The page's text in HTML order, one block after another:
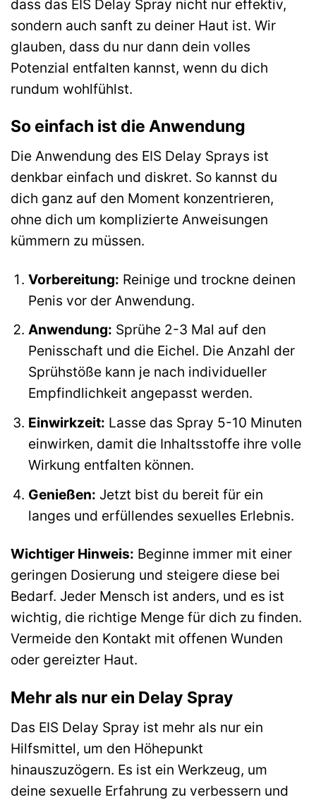
dass das EIS Delay Spray nicht nur effektiv,
sondern auch sanft zu deiner Haut ist. Wir
glauben, dass du nur dann dein volles
Potenzial entfalten kannst, wenn du dich
rundum wohlfühlst.
So einfach ist die Anwendung
Die Anwendung des EIS Delay Sprays ist
denkbar einfach und diskret. So kannst du
dich ganz auf den Moment konzentrieren,
ohne dich um komplizierte Anweisungen
kümmern zu müssen.
Vorbereitung: Reinige und trockne deinen
Penis vor der Anwendung.
Anwendung: Sprühe 2-3 Mal auf den
Penisschaft und die Eichel. Die Anzahl der
Sprühstöße kann je nach individueller
Empfindlichkeit angepasst werden.
Einwirkzeit: Lasse das Spray 5-10 Minuten
einwirken, damit die Inhaltsstoffe ihre volle
Wirkung entfalten können.
Genießen: Jetzt bist du bereit für ein
langes und erfüllendes sexuelles Erlebnis.
Wichtiger Hinweis: Beginne immer mit einer
geringen Dosierung und steigere diese bei
Bedarf. Jeder Mensch ist anders, und es ist
wichtig, die richtige Menge für dich zu finden.
Vermeide den Kontakt mit offenen Wunden
oder gereizter Haut.
Mehr als nur ein Delay Spray
Das EIS Delay Spray ist mehr als nur ein
Hilfsmittel, um den Höhepunkt
hinauszuzögern. Es ist ein Werkzeug, um
deine sexuelle Erfahrung zu verbessern und